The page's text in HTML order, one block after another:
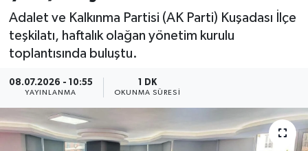
Adalet ve Kalkınma Partisi (AK Parti) Kuşadası İlçe
teşkilatı, haftalık olağan yönetim kurulu
toplantısında buluştu.
08.07.2026 - 10:55
YAYINLANMA
1 DK
OKUNMA SÜRESI
Eğitim
Kültür Sanat
Spor
Süper Lig Puan Durumu ve Fikstür
Tüm Manşetler
Son Dakika Haberleri
Haber Arşivi